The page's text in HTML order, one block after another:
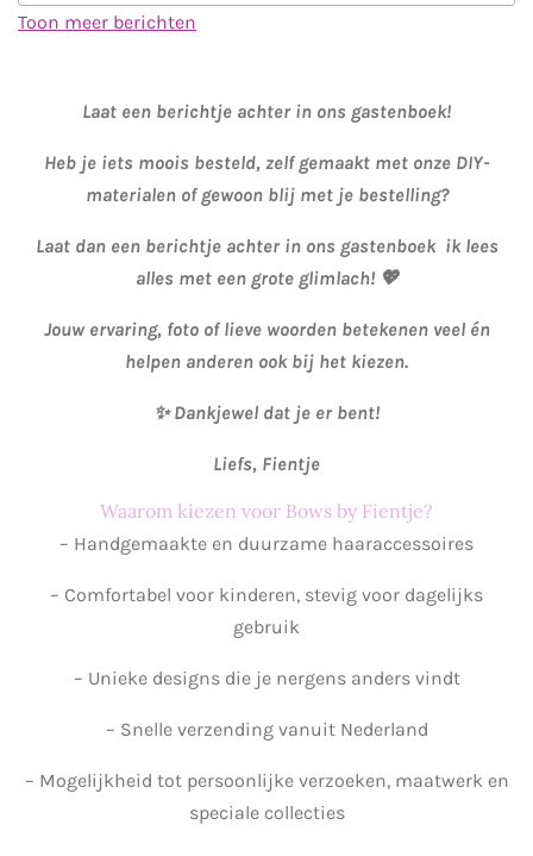
Toon meer berichten
Laat een berichtje achter in ons gastenboek!
Heb je iets moois besteld, zelf gemaakt met onze DIY-
materialen of gewoon blij met je bestelling?
Laat dan een berichtje achter in ons gastenboek ik lees
alles met een grote glimlach! 💖
Jouw ervaring, foto of lieve woorden betekenen veel én
helpen anderen ook bij het kiezen.
✨ Dankjewel dat je er bent!
Liefs, Fientje
Waarom kiezen voor Bows by Fientje?
– Handgemaakte en duurzame haaraccessoires
– Comfortabel voor kinderen, stevig voor dagelijks
gebruik
– Unieke designs die je nergens anders vindt
– Snelle verzending vanuit Nederland
– Mogelijkheid tot persoonlijke verzoeken, maatwerk en
speciale collecties